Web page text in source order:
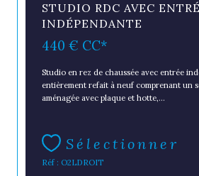
STUDIO RDC AVEC
INDÉPENDANTE
440 € CC*
Studio en rez de chaussée avec entrée
entièrement refait à neuf comprenant un
aménagée avec plaque et hotte,...
Sélectionner
Réf : O2LDROIT